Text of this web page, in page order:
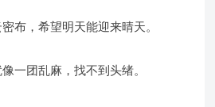
布，希望明天能迎来晴天。
一团乱麻，找不到头绪。